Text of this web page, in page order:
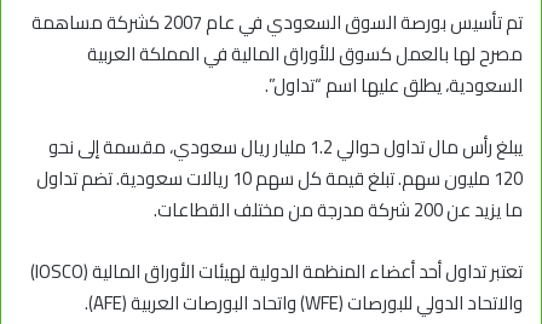
تم تأسيس بورصة السوق السعودي في عام 2007 كشركة مساهمة
مصرح لها بالعمل كسوق للأوراق المالية في المملكة العربية
السعودية، يطلق عليها اسم “تداول”.
يبلغ رأس مال تداول حوالي 1.2 مليار ريال سعودي، مقسمة إلى نحو
120 مليون سهم. تبلغ قيمة كل سهم 10 ريالات سعودية. تضم تداول
ما يزيد عن 200 شركة مدرجة من مختلف القطاعات.
تعتبر تداول أحد أعضاء المنظمة الدولية لهيئات الأوراق المالية (IOSCO)
والاتحاد الدولي للبورصات (WFE) واتحاد البورصات العربية (AFE).